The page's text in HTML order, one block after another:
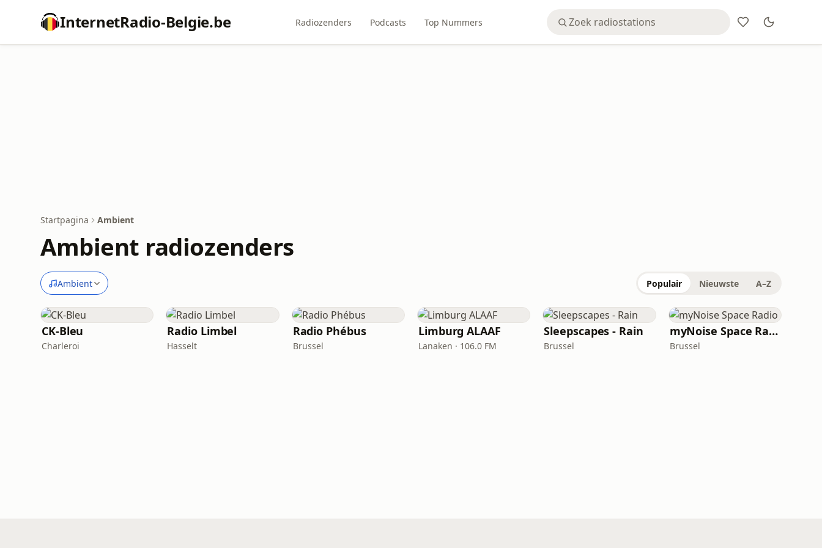
InternetRadio-Belgie.be Radiozenders Podcasts Top Nummers
Startpagina Ambient
Ambient radiozenders
Ambient Populair Nieuwste A–Z
CK-Bleu
Charleroi
Radio Limbel
Hasselt
Radio Phébus
Brussel
Limburg ALAAF
Lanaken · 106.0 FM
Sleepscapes - Rain
Brussel
myNoise Space Radio
Brussel